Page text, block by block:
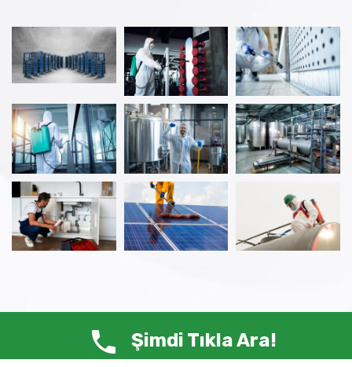
© Copyright 2025 ANTİ HAŞERE – Tüm Hakları Saklıdır.
Şimdi Tıkla Ara!